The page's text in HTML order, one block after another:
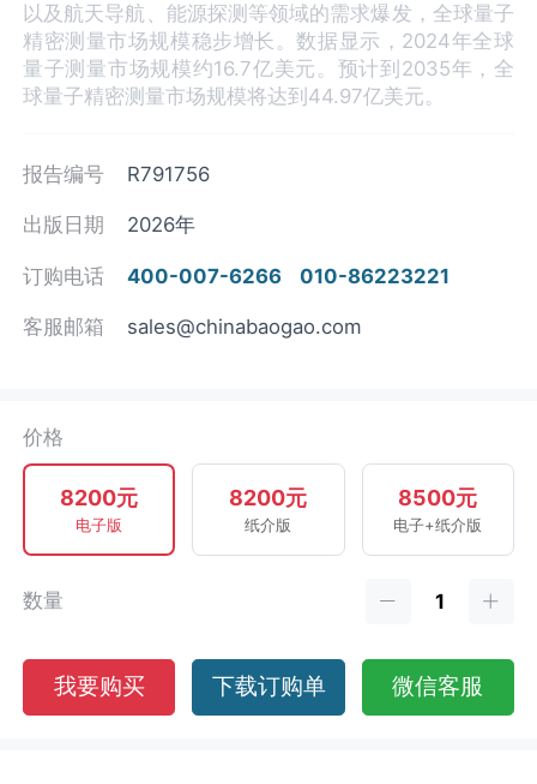
以及航天导航、能源探测等领域的需求爆发，全球量子
精密测量市场规模稳步增长。数据显示，2024年全球
量子测量市场规模约16.7亿美元。预计到2035年，全
球量子精密测量市场规模将达到44.97亿美元。
报告编号 R791756
出版日期 2026年
订购电话 400-007-6266 010-86223221
客服邮箱 sales@chinabaogao.com
价格
8200元
电子版
8200元
纸介版
8500元
电子+纸介版
数量
我要购买 下载订购单 微信客服